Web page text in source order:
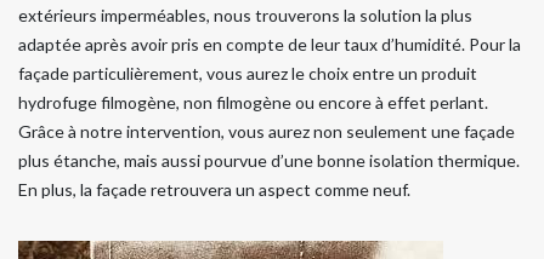
extérieurs imperméables, nous trouverons la solution la plus
adaptée après avoir pris en compte de leur taux d’humidité. Pour la
façade particulièrement, vous aurez le choix entre un produit
hydrofuge filmogène, non filmogène ou encore à effet perlant.
Grâce à notre intervention, vous aurez non seulement une façade
plus étanche, mais aussi pourvue d’une bonne isolation thermique.
En plus, la façade retrouvera un aspect comme neuf.